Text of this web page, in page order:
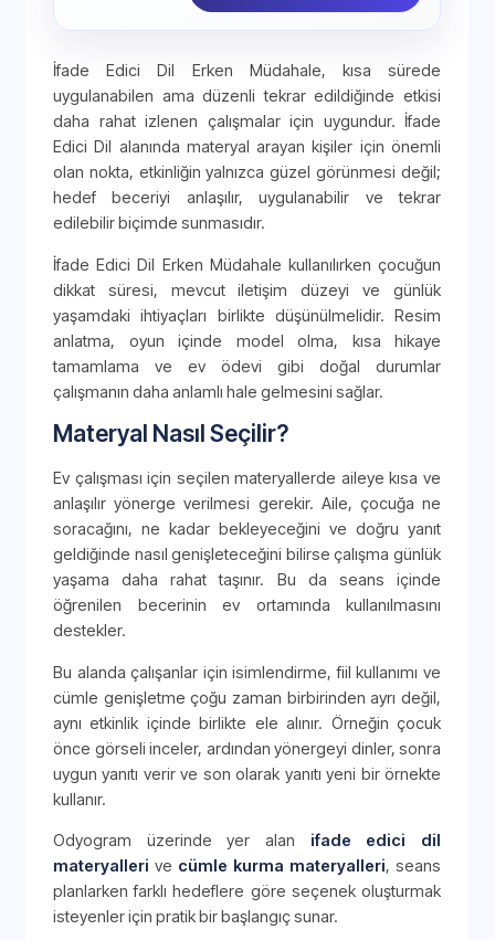
İfade Edici Dil Erken Müdahale, kısa sürede
uygulanabilen ama düzenli tekrar edildiğinde etkisi
daha rahat izlenen çalışmalar için uygundur. İfade
Edici Dil alanında materyal arayan kişiler için önemli
olan nokta, etkinliğin yalnızca güzel görünmesi değil;
hedef beceriyi anlaşılır, uygulanabilir ve tekrar
edilebilir biçimde sunmasıdır.
İfade Edici Dil Erken Müdahale kullanılırken çocuğun
dikkat süresi, mevcut iletişim düzeyi ve günlük
yaşamdaki ihtiyaçları birlikte düşünülmelidir. Resim
anlatma, oyun içinde model olma, kısa hikaye
tamamlama ve ev ödevi gibi doğal durumlar
çalışmanın daha anlamlı hale gelmesini sağlar.
Materyal Nasıl Seçilir?
Ev çalışması için seçilen materyallerde aileye kısa ve
anlaşılır yönerge verilmesi gerekir. Aile, çocuğa ne
soracağını, ne kadar bekleyeceğini ve doğru yanıt
geldiğinde nasıl genişleteceğini bilirse çalışma günlük
yaşama daha rahat taşınır. Bu da seans içinde
öğrenilen becerinin ev ortamında kullanılmasını
destekler.
Bu alanda çalışanlar için isimlendirme, fiil kullanımı ve
cümle genişletme çoğu zaman birbirinden ayrı değil,
aynı etkinlik içinde birlikte ele alınır. Örneğin çocuk
önce görseli inceler, ardından yönergeyi dinler, sonra
uygun yanıtı verir ve son olarak yanıtı yeni bir örnekte
kullanır.
Odyogram üzerinde yer alan ifade edici dil
materyalleri ve cümle kurma materyalleri, seans
planlarken farklı hedeflere göre seçenek oluşturmak
isteyenler için pratik bir başlangıç sunar.